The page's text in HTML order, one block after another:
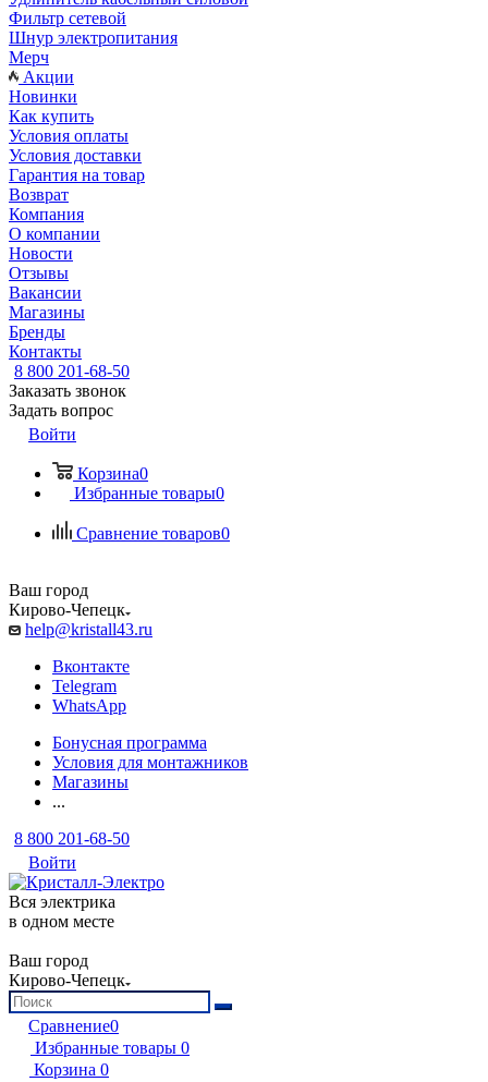
Фильтр сетевой
Шнур электропитания
Мерч
Акции
Новинки
Как купить
Условия оплаты
Условия доставки
Гарантия на товар
Возврат
Компания
О компании
Новости
Отзывы
Вакансии
Магазины
Бренды
Контакты
8 800 201-68-50
Заказать звонок
Задать вопрос
Войти
Корзина0
Избранные товары0
Сравнение товаров0
Ваш город
Кирово-Чепецк
help@kristall43.ru
Вконтакте
Telegram
WhatsApp
Бонусная программа
Условия для монтажников
Магазины
...
8 800 201-68-50
Войти
Вся электрика
в одном месте
Ваш город
Кирово-Чепецк
Сравнение0
Избранные товары 0
Корзина 0